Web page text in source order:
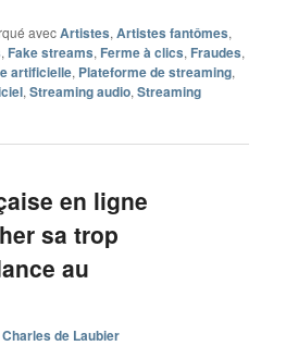
avecArtistes,Artistes fantômes,
, Fake streams, Ferme à clics, Fraudes,
artificielle, Plateforme de streaming,
,Streaming audio,Streaming
en ligne
sa trop
au
Charles de Laubier